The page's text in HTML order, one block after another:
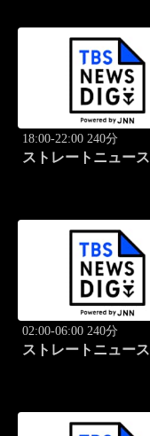
18:00-22:00 240分
ストレートニュース
02:00-06:00 240分
ストレートニュース